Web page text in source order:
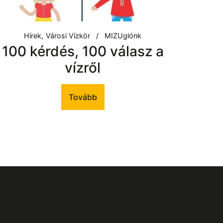
Hírek Városi Vízkör MIZUglónk
100 kérdés, 100 válasz a
vízről
Tovább